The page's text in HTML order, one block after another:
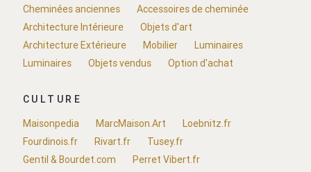
Cheminées anciennes
Accessoires de cheminée
Architecture Intérieure
Objets d'art
Architecture Extérieure
Mobilier
Luminaires
Luminaires
Objets vendus Option d'achat
CULTURE
Maisonpedia
MarcMaison.Art
Loebnitz.fr
Fourdinois.fr
Rivart.fr
Tusey.fr
Gentil & Bourdet.com
Perret Vibert.fr